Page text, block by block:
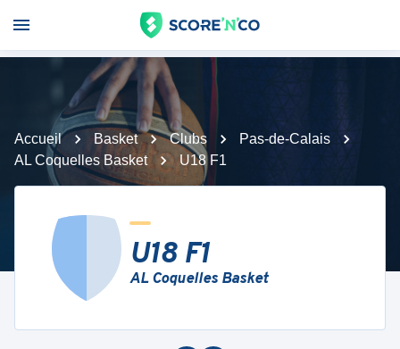
Accueil Basket Clubs
Pas-de-Calais
AL Coquelles Basket
U18 F1
U18 F1
AL Coquelles Basket